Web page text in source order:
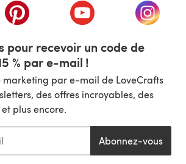
un nouvel onglet)
(s'ouvre dans un nouvel onglet)
(s'ouvre dans un(s'ouvre
pour recevoir un code de
% par e-mail !
marketing par e-mail de LoveCrafts
des offres incroyables, des
plus encore.
Abonnez-vous